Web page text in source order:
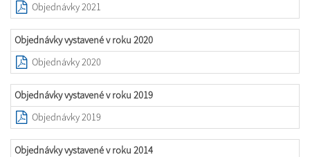
Objednávky 2021
Objednávky vystavené v roku 2020
Objednávky 2020
Objednávky vystavené v roku 2019
Objednávky 2019
Objednávky vystavené v roku 2014